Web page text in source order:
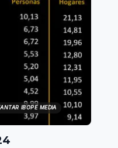
IBOPE MEDIA